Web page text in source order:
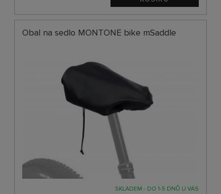
Obal na sedlo MONTONE bike mSaddle
SKLADEM - DO 1-5 DNŮ U VÁS